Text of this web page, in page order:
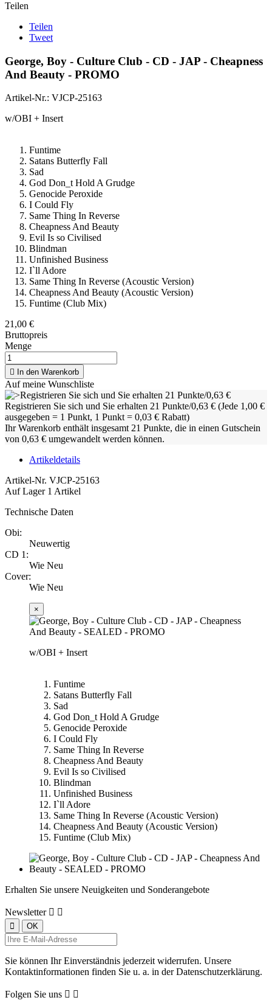
Teilen
Teilen
Tweet
George, Boy - Culture Club - CD - JAP - Cheapness
And Beauty - PROMO
Artikel-Nr.: VJCP-25163
w/OBI + Insert
Funtime
Satans Butterfly Fall
Sad
God Don_t Hold A Grudge
Genocide Peroxide
I Could Fly
Same Thing In Reverse
Cheapness And Beauty
Evil Is so Civilised
Blindman
Unfinished Business
I`ll Adore
Same Thing In Reverse (Acoustic Version)
Cheapness And Beauty (Acoustic Version)
Funtime (Club Mix)
21,00 €
Bruttopreis
Menge
 In den Warenkorb
Auf meine Wunschliste
Registrieren Sie sich und Sie erhalten 21 Punkte/0,63 € (Jede 1,00 €
ausgegeben = 1 Punkt, 1 Punkt = 0,03 € Rabatt)
Ihr Warenkorb enthält insgesamt 21 Punkte, die in einen Gutschein
von 0,63 € umgewandelt werden können.
Artikeldetails
Artikel-Nr. VJCP-25163
Auf Lager 1 Artikel
Technische Daten
Obi:
Neuwertig
CD 1:
Wie Neu
Cover:
Wie Neu
×
w/OBI + Insert
Funtime
Satans Butterfly Fall
Sad
God Don_t Hold A Grudge
Genocide Peroxide
I Could Fly
Same Thing In Reverse
Cheapness And Beauty
Evil Is so Civilised
Blindman
Unfinished Business
I`ll Adore
Same Thing In Reverse (Acoustic Version)
Cheapness And Beauty (Acoustic Version)
Funtime (Club Mix)
Erhalten Sie unsere Neuigkeiten und Sonderangebote
Newsletter  
Sie können Ihr Einverständnis jederzeit widerrufen. Unsere
Kontaktinformationen finden Sie u. a. in der Datenschutzerklärung.
Folgen Sie uns  